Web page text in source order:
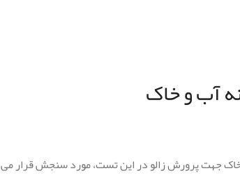
جهت پرورش زالو در این تست، مورد سنجش قرار می